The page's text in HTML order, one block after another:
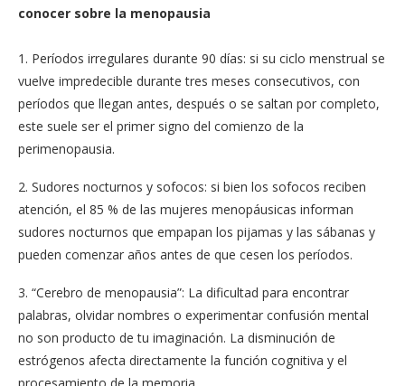
conocer sobre la menopausia
1. Períodos irregulares durante 90 días: si su ciclo menstrual se
vuelve impredecible durante tres meses consecutivos, con
períodos que llegan antes, después o se saltan por completo,
este suele ser el primer signo del comienzo de la
perimenopausia.
2. Sudores nocturnos y sofocos: si bien los sofocos reciben
atención, el 85 % de las mujeres menopáusicas informan
sudores nocturnos que empapan los pijamas y las sábanas y
pueden comenzar años antes de que cesen los períodos.
3. “Cerebro de menopausia”: La dificultad para encontrar
palabras, olvidar nombres o experimentar confusión mental
no son producto de tu imaginación. La disminución de
estrógenos afecta directamente la función cognitiva y el